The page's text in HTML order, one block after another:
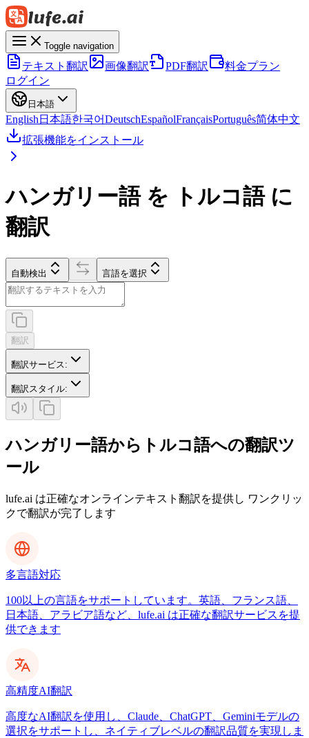
Toggle navigation
テキスト翻訳 画像翻訳 PDF翻訳
料金プラン
ログイン
日本語
English 日本語한국어DeutschEspañolFrançaisPortuguês简体中文
拡張機能をインストール
ハンガリー語 を トルコ語 に
翻訳
自動検出 言語を選択
翻訳
翻訳サービス :
翻訳スタイル:
ハンガリー語からトルコ語への翻訳ツ
ール
lufe.ai は正確なオンラインテキスト翻訳を提供し ワンクリッ
クで翻訳が完了します
多言語対応
100以上の言語をサポートしています。英語、フランス語、
日本語、アラビア語など、lufe.ai は正確な翻訳サービスを提
供できます
高精度AI翻訳
高度なAI翻訳を使用し、Claude、ChatGPT、Geminiモデルの
選択をサポートし、ネイティブレベルの翻訳品質を実現しま